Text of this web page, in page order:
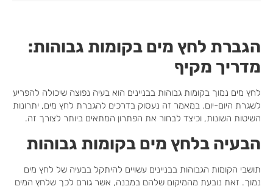
הגברת לחץ מים בקומות גבוהות:
מדריך מקיף
לחץ מים נמוך בקומות גבוהות בבניינים הוא בעיה נפוצה שיכולה להפריע
לשגרת היום-יום. במאמר זה נעסוק בדרכים להגברת לחץ מים, יתרונות
השיטות השונות, וכיצד לבחור את הפתרון המתאים ביותר לצורך זה.
הבעיה בלחץ מים בקומות גבוהות
תושבי הקומות הגבוהות בבניינים עשויים להיתקל בבעיה של לחץ מים
נמוך. זאת נובעת מהמיקום שלהם במבנה, אשר גורם לכך שלחץ המים